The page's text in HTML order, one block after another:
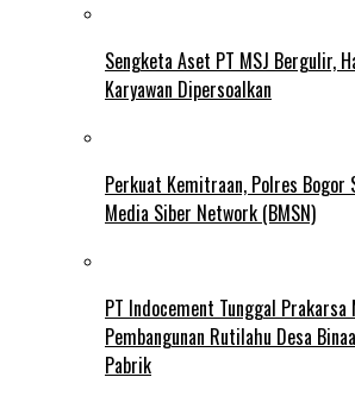
Sengketa Aset PT MSJ Bergulir,
Karyawan Dipersoalkan
Perkuat Kemitraan, Polres Bogor
Media Siber Network (BMSN)
PT Indocement Tunggal Prakarsa
Pembangunan Rutilahu Desa
Pabrik